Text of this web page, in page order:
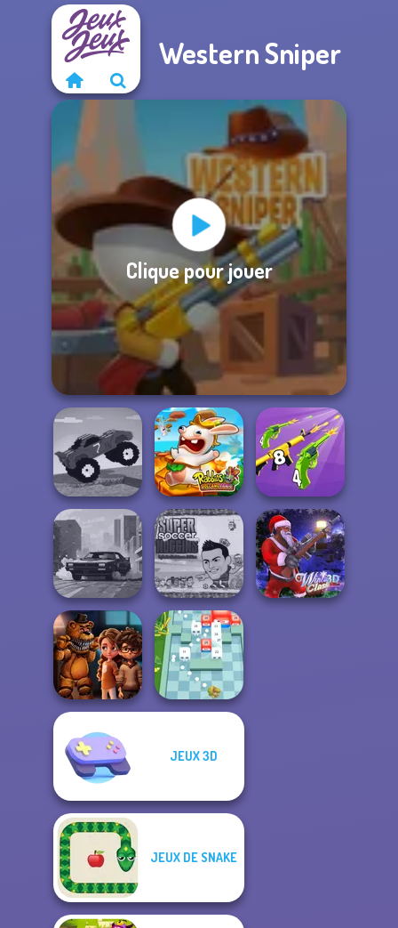
Western Sniper
Clique pour jouer
Funny Mad
Racing
Rabbids Volcano
Panic
Merge 2048 Gun
Rush
City Rider
Super Soccer
Noggins
Christmas
FNAF Horror At
Home
JEUX 3D
JEUX DE SNAKE